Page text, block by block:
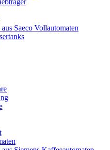
Saeco Vollautomaten